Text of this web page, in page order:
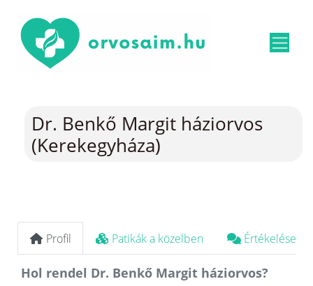
Dr. Benkő Margit háziorvos
(Kerekegyháza)
Profil Patikák a közelben Értékelések
Hol rendel Dr. Benkő Margit háziorvos?